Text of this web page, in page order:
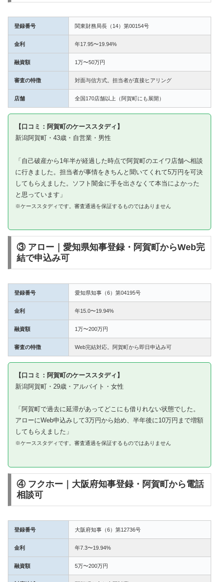
登録番号 関東財務局長（14）第00154号
金利 年17.95〜19.94%
融資額 1万〜50万円
審査の特徴 対面与信方式。担当者が直接ヒアリング
店舗 全国170店舗以上（阿賀町にも展開）
【口コミ：阿賀町のケーススタディ】
新潟阿賀町・43歳・自営業・男性
「自己破産から1年半が経過した時点で阿賀町のエイワ店舗へ相談
に行きました。担当者が事情をきちんと聞いてくれて5万円を可決
してもらえました。ソフト闇金に手を出さなくて本当によかった
と思っています」
※ケーススタディです。審査通過を保証するものではありません
③ アロー｜愛知県知事登録・阿賀町からWeb完
結で申込み可
登録番号 愛知県知事（6）第04195号
金利 年15.0〜19.94%
融資額 1万〜200万円
審査の特徴 Web完結対応。阿賀町から即日申込み可
【口コミ：阿賀町のケーススタディ】
新潟阿賀町・29歳・アルバイト・女性
「阿賀町で過去に延滞があってどこにも借りれない状態でした。
アローにWeb申込みして3万円から始め、半年後に10万円まで増額
してもらえました」
※ケーススタディです。審査通過を保証するものではありません
④ フクホー｜大阪府知事登録・阿賀町から電話
相談可
登録番号 大阪府知事（6）第12736号
金利 年7.3〜19.94%
融資額 5万〜200万円